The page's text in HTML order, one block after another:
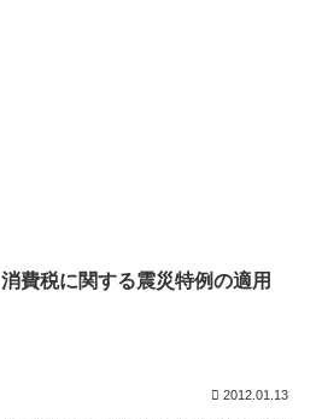
消費税に関する震災特例の適用
2012.01.13